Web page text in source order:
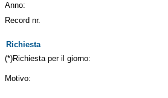
Anno:
Record nr.
Richiesta
(*)Richiesta per il giorno:
Motivo: